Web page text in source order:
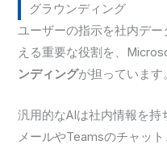
グラウンディング
ユーザーの指示を社内デ
える重要な役割を、
ンディングが担っています
汎用的なAIは社内情報を
メールやTeamsのチャッ